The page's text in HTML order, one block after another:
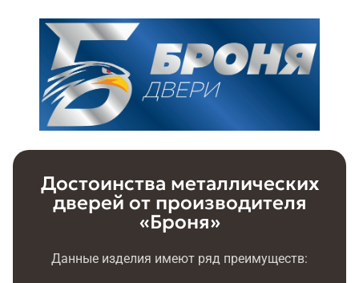
Достоинства металлических
дверей от производителя
«Броня»
Данные изделия имеют ряд преимуществ: